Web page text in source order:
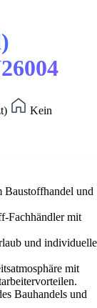
Kein
Baustoffhandel und
Fachhändler mit
und individuelle
mit
Bauhandels und